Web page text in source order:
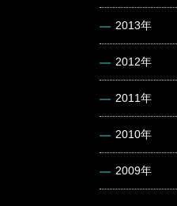
2013年
2012年
2011年
2010年
2009年